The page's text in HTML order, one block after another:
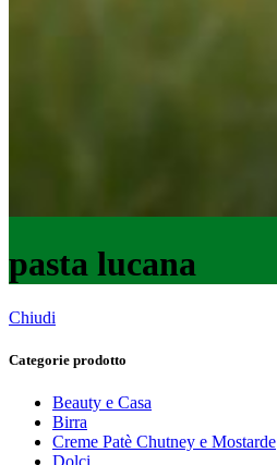
pasta lucana
Chiudi
Categorie prodotto
Beauty e Casa
Birra
Creme Patè Chutney e Mostarde
Dolci